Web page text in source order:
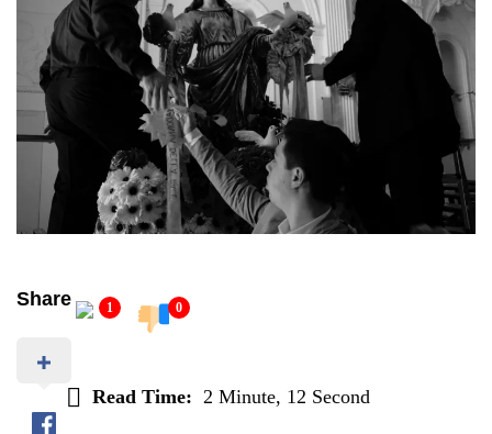
Share 1 0
Read Time: 2 Minute, 12 Second